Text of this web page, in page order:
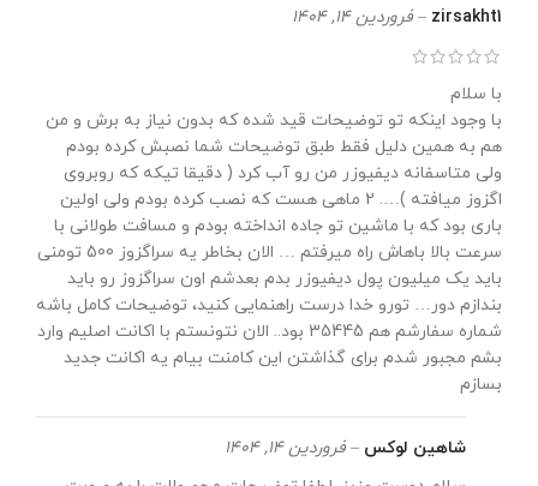
zirsakht1
– فروردین 14, 1404
با سلام
با وجود اینکه تو توضیحات قید شده که بدون نیاز به برش و من
هم به همین دلیل فقط طبق توضیحات شما نصبش کرده بودم
ولی متاسفانه دیفیوزر من رو آب کرد ( دقیقا تیکه که روبروی
اگزوز میافته )…. 2 ماهی هست که نصب کرده بودم ولی اولین
باری بود که با ماشین تو جاده انداخته بودم و مسافت طولانی با
سرعت بالا باهاش راه میرفتم … الان بخاطر یه سراگزوز 500 تومنی
باید یک میلیون پول دیفیوزر بدم بعدشم اون سراگزوز رو باید
بندازم دور… تورو خدا درست راهنمایی کنید، توضیحات کامل باشه
شماره سفارشم هم 35445 بود.. الان نتونستم با اکانت اصلیم وارد
بشم مجبور شدم برای گذاشتن این کامنت بیام یه اکانت جدید
بسازم
شاهین لوکس – فروردین 14, 1404